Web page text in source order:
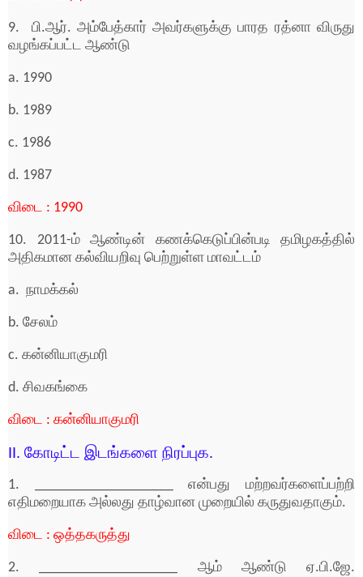
9. பி.ஆர். அம்பேத்கார் அவர்களுக்கு பாரத ரத்னா விருது
வழங்கப்பட்ட ஆண்டு
a. 1990
b. 1989
c. 1986
d. 1987
விடை : 1990
10. 2011-ம் ஆண்டின் கணக்கெடுப்பின்படி தமிழகத்தில்
அதிகமான கல்வியறிவு பெற்றுள்ள மாவட்டம்
a. நாமக்கல்
b. சேலம்
c. கன்னியாகுமரி
d. சிவகங்கை
விடை : கன்னியாகுமரி
II. கோடிட்ட இடங்களை நிரப்புக.
1. ___________________ என்பது மற்றவர்களைப்பற்றி
எதிமறையாக அல்லது தாழ்வான முறையில் கருதுவதாகும்.
விடை : ஒத்தகருத்து
2. ___________________ ஆம் ஆண்டு ஏ.பி.ஜே.